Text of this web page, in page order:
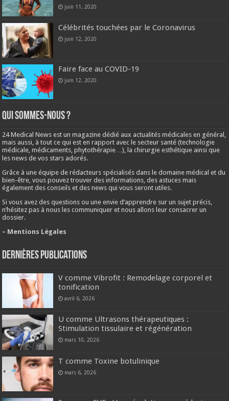
juin 11, 2020
Célébrités touchées par le Coronavirus
juin 12, 2020
Faire face au COVID-19
juin 12, 2020
Qui sommes-nous ?
24 Medical News est un magazine dédié aux actualités médicales en général,
mais aussi, à tout ce qui est en rapport avec le secteur santé (technologie
médicale, médicaments, phytothérapie…), la chirurgie esthétique ainsi que
les news de vos stars adorés.
Grâce à une équipe de rédacteurs spécialisés dans le domaine médical et du
bien-être, vous pouvez trouver des informations, des astuces mais
également des conseils et des news qui vous seront utiles.
Si vous avez des questions ou une envie d’apprendre sur un sujet précis,
n’hésitez pas à nous les communiquer et nous allons leur consacrer un
dossier.
– Mentions Légales
Dernières publications
V comme Vibrofit : Remodelage corporel et
tonification
avril 6, 2026
U comme Ultrasons thérapeutiques :
Stimulation tissulaire et régénération
mars 10, 2026
T comme Toxine botulinique
mars 6, 2026